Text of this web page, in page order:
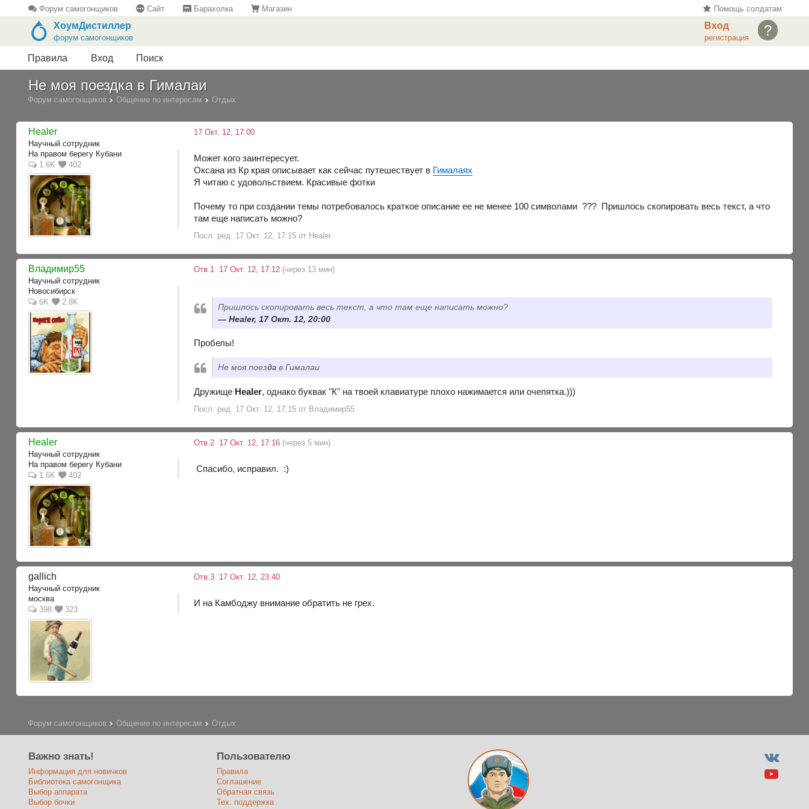
Форум самогонщиков Сайт Барахолка Магазин Помощь солдатам
?
Вход
регистрация
ХоумДистиллер
форум самогонщиков
Правила Вход Поиск
Не моя поездка в Гималаи
Форум самогонщиков Общение по интересам Отдых
Healer
Научный сотрудник
На правом берегу Кубани
1.6K
402
17 Окт. 12, 17:00
Может кого заинтересует.
Оксана из Кр края описывает как сейчас путешествует в Гималаях
Я читаю с удовольствием. Красивые фотки
Почему то при создании темы потребовалось краткое описание ее не менее 100 символами ??? Пришлось скопировать весь текст, а что
там еще написать можно?
Посл. ред. 17 Окт. 12, 17:15 от Healer
Владимир55
Научный сотрудник
Новосибирск
6K
2.8K
Отв.1 17 Окт. 12, 17:12 (через 13 мин)
Пришлось скопировать весь текст, а что там еще написать можно?
Healer, 17 Окт. 12, 20:00
Пробелы!
Не моя поездав Гималаи
Дружище Healer, однако буквак "К" на твоей клавиатуре плохо нажимается или очепятка.)))
Посл. ред. 17 Окт. 12, 17:15 от Владимир55
Healer
Научный сотрудник
На правом берегу Кубани
1.6K
402
Отв.2 17 Окт. 12, 17:16 (через 5 мин)
Спасибо, исправил. :)
gallich
Научный сотрудник
москва
398
323
Отв.3 17 Окт. 12, 23:40
И на Камбоджу внимание обратить не грех.
Форум самогонщиков Общение по интересам Отдых
Важно знать!
Информация для новичков
Библиотека самогонщика
Выбор аппарата
Выбор бочки
Пользователю
Правила
Соглашение
Обратная связь
Тех. поддержка